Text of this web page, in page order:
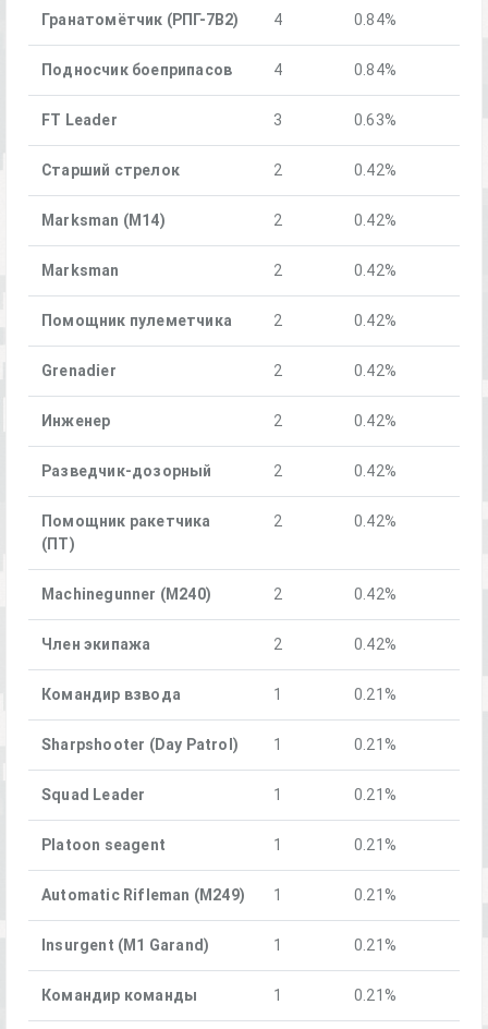
Гранатомётчик (РПГ-7В2) 4 0.84%
Подносчик боеприпасов 4 0.84%
FT Leader 3 0.63%
Старший стрелок 2 0.42%
Marksman (M14) 2 0.42%
Marksman 2 0.42%
Помощник пулеметчика 2 0.42%
Grenadier 2 0.42%
Инженер 2 0.42%
Разведчик-дозорный 2 0.42%
Помощник ракетчика
(ПТ)
2 0.42%
Machinegunner (M240) 2 0.42%
Член экипажа 2 0.42%
Командир взвода 1 0.21%
Sharpshooter (Day Patrol) 1 0.21%
Squad Leader 1 0.21%
Platoon seagent 1 0.21%
Automatic Rifleman (M249) 1 0.21%
Insurgent (M1 Garand) 1 0.21%
Командир команды 1 0.21%